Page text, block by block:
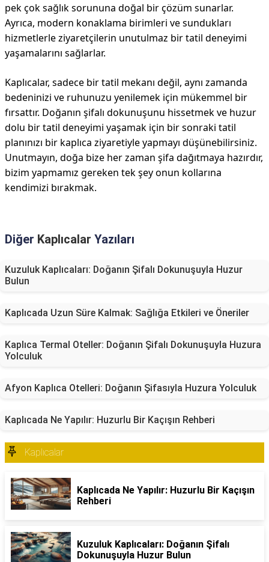
pek çok sağlık sorununa doğal bir çözüm sunarlar.
Ayrıca, modern konaklama birimleri ve sundukları
hizmetlerle ziyaretçilerin unutulmaz bir tatil deneyimi
yaşamalarını sağlarlar.
Kaplıcalar, sadece bir tatil mekanı değil, aynı zamanda
bedeninizi ve ruhunuzu yenilemek için mükemmel bir
fırsattır. Doğanın şifalı dokunuşunu hissetmek ve huzur
dolu bir tatil deneyimi yaşamak için bir sonraki tatil
planınızı bir kaplıca ziyaretiyle yapmayı düşünebilirsiniz.
Unutmayın, doğa bize her zaman şifa dağıtmaya hazırdır,
bizim yapmamız gereken tek şey onun kollarına
kendimizi bırakmak.
Diğer Kaplıcalar Yazıları
Kuzuluk Kaplıcaları: Doğanın Şifalı Dokunuşuyla Huzur
Bulun
Kaplıcada Uzun Süre Kalmak: Sağlığa Etkileri ve Öneriler
Kaplıca Termal Oteller: Doğanın Şifalı Dokunuşuyla Huzura
Yolculuk
Afyon Kaplıca Otelleri: Doğanın Şifasıyla Huzura Yolculuk
Kaplıcada Ne Yapılır: Huzurlu Bir Kaçışın Rehberi
Kaplıcalar
Kaplıcada Ne Yapılır: Huzurlu Bir Kaçışın
Rehberi
Kuzuluk Kaplıcaları: Doğanın Şifalı
Dokunuşuyla Huzur Bulun